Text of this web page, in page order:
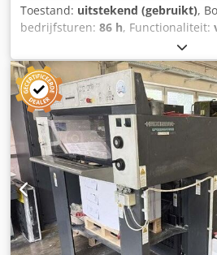
Toestand: uitstekend (gebruikt),
bedrijfsturen: 86 h, Functionaliteit:
5180
feeder, Suction tape feeder baord,
Papersize preset, Ryobi fully
Plate register remote control, Ryobi
PDS-E spectrojet, Ryobi D-matic
system, Ink roller temperature
wash, Automatic roller wash